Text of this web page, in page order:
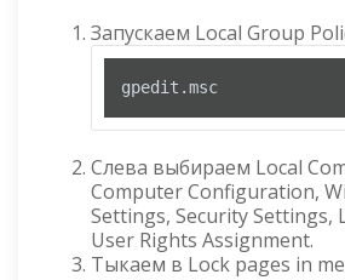
Запускаем Local Group
gpedit .msc
Слева выбираем Local
Computer Configuration,
Settings, Security Settings,
User Rights Assignment.
Тыкаем в Lock pages in